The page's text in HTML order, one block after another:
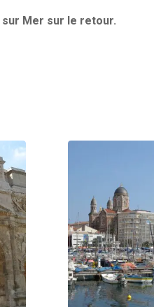
Mer sur le retour.